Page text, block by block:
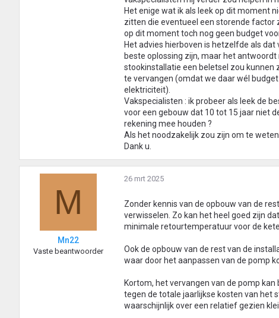
Het enige wat ik als leek op dit moment
zitten die eventueel een storende factor
op dit moment toch nog geen budget
Het advies hierboven is hetzelfde als
beste oplossing zijn, maar het
stookinstallatie een beletsel zou kunnen
te vervangen (omdat we daar wél
elektriciteit).
Vakspecialisten : ik probeer als leek de
voor een gebouw dat 10 tot 15 jaar niet
rekening mee houden ?
Als het noodzakelijk zou zijn om te
Dank u.
M
Mn22
Vaste beantwoorder
26 mrt 2025
Zonder kennis van de opbouw van de
verwisselen. Zo kan het heel goed zijn
minimale retourtemperatuur voor de ketel.
Ook de opbouw van de rest van de
waar door het aanpassen van de pomp
Kortom, het vervangen van de pomp
tegen de totale jaarlijkse kosten van het
waarschijnlijk over een relatief gezien